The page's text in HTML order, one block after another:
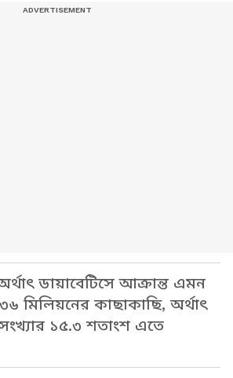
ডায়াবেটিসে আক্রান্ত এমন
মিলিয়নের কাছাকাছি, অর্থাৎ
১৫.৩ শতাংশ এতে